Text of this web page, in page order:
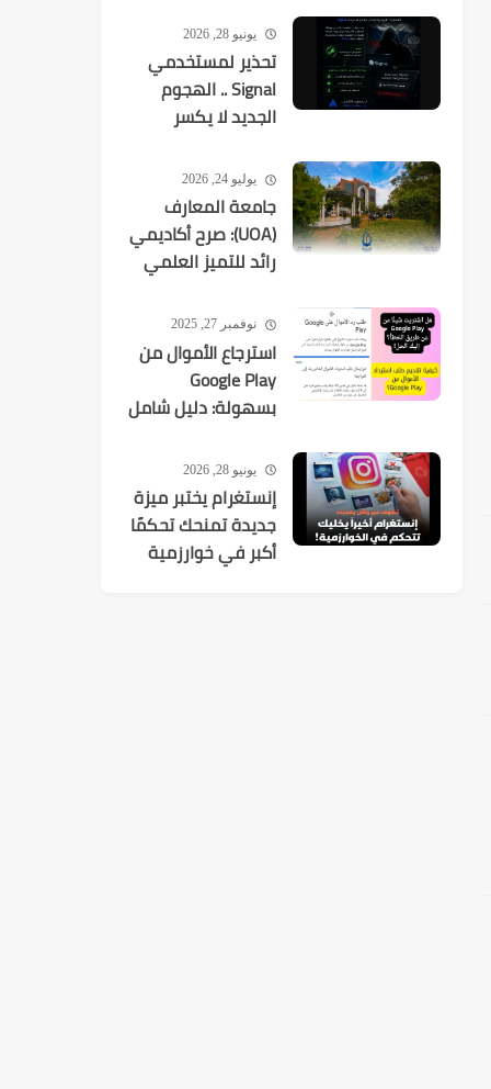
يونيو 28, 2026
تحذير لمستخدمي
Signal .. الهجوم
الجديد لا يكسر
يستهدفك
يوليو 24, 2026
جامعة المعارف
(UOA): صرح أكاديمي
رائد للتميز العلمي
نوفمبر 27, 2025
استرجاع الأموال من
Google Play
بسهولة: دليل شامل
يونيو 28, 2026
إنستغرام يختبر ميزة
جديدة تمنحك تحكمًا
أكبر في خوارزمية